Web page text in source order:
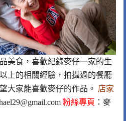
美食，喜歡紀錄麥仔一家的生
上的相關經驗，拍攝過的餐廳
大家能喜歡麥仔的作品。 店家
粉絲專頁 ： 麥